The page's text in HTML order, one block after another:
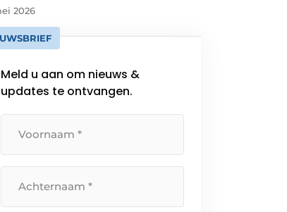
2026
Meld u aan om nieuws &
updates te ontvangen.